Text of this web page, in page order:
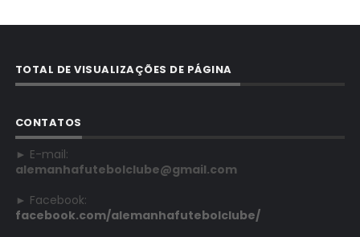
TOTAL DE VISUALIZAÇÕES DE PÁGINA
CONTATOS
► E-mail:
alemanhafutebolclube@gmail.com
► Facebook:
facebook.com/alemanhafutebolclube/